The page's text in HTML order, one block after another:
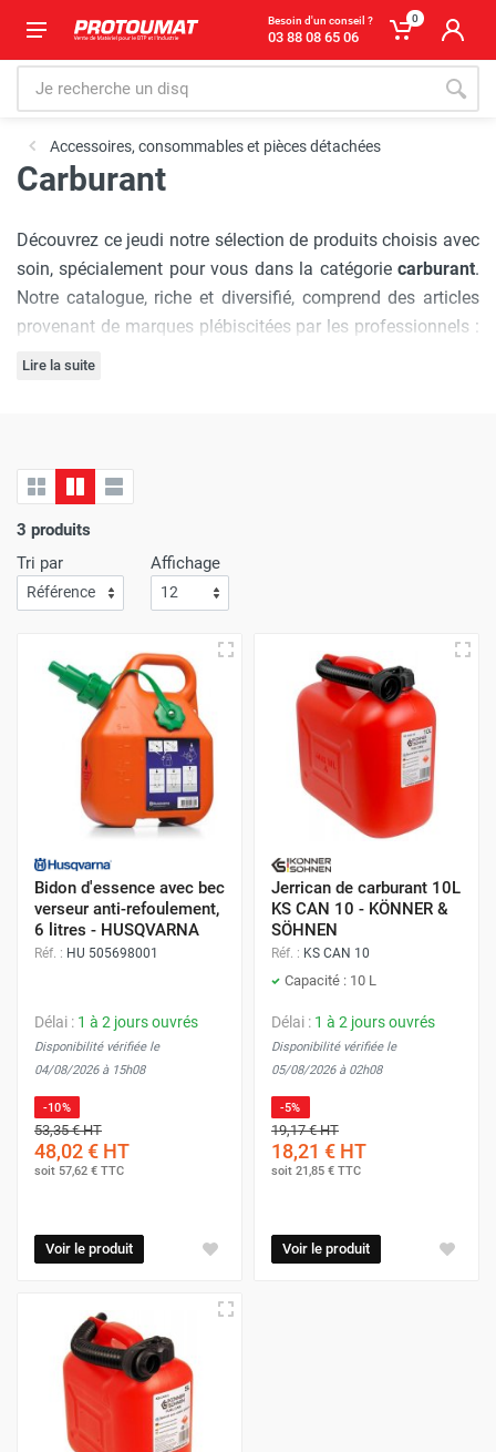
Besoin d'un conseil ?
03 88 08 65 06
0
Accessoires, consommables et pièces détachées
Carburant
Découvrez ce jeudi notre sélection de produits choisis avec
soin, spécialement pour vous dans la catégorie carburant.
Notre catalogue, riche et diversifié, comprend des articles
provenant de marques plébiscitées par les professionnels :
Husqvarna
expérience d'achat où chaque visite est synonyme
d'économie.L'efficacité de notre service de livraison est
une priorité absolue
rapidement et sans le moindre souci !
Avec Protoumat,bénéficiez d'un shopping qui allie à la
perfection des prix avantageux
et une livraison dont la rapidité vous surprendra
à chaque commande.
Lire la suite
3 produits
Tri par
Affichage
Bidon d'essence avec bec
verseur anti-refoulement,
6 litres - HUSQVARNA
Réf. : HU 505698001
Délai : 1 à 2 jours ouvrés
Disponibilité vérifiée le
04/08/2026 à 15h08
-10%
53,35 €HT
48,02 € HT
soit 57,62 € TTC
Voir le produit
Jerrican de carburant 10L
KS CAN 10 - KÖNNER &
SÖHNEN
Réf. : KS CAN 10
Capacité : 10 L
Délai : 1 à 2 jours ouvrés
Disponibilité vérifiée le
05/08/2026 à 02h08
-5%
19,17 €HT
18,21 € HT
soit 21,85 € TTC
Voir le produit